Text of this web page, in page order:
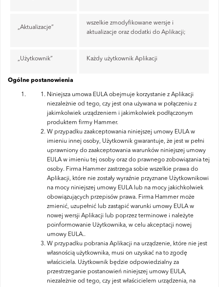
„Aktualizacje”
wszelkie zmodyfikowane wersje i
aktualizacje oraz dodatki do Aplikacji;
„Użytkownik” Każdy użytkownik Aplikacji
Ogólne postanowienia
Niniejsza umowa EULA obejmuje korzystanie z Aplikacji
niezależnie od tego, czy jest ona używana w połączeniu z
jakimkolwiek urządzeniem i jakimkolwiek podłączonym
produktem firmy Hammer.
W przypadku zaakceptowania niniejszej umowy EULA w
imieniu innej osoby, Użytkownik gwarantuje, że jest w pełni
uprawniony do zaakceptowania warunków niniejszej umowy
EULA w imieniu tej osoby oraz do prawnego zobowiązania tej
osoby. Firma Hammer zastrzega sobie wszelkie prawa do
Aplikacji, które nie zostały wyraźnie przyznane Użytkownikowi
na mocy niniejszej umowy EULA lub na mocy jakichkolwiek
obowiązujących przepisów prawa. Firma Hammer może
zmienić, uzupełnić lub zastąpić warunki umowy EULA w
nowej wersji Aplikacji lub poprzez terminowe i należyte
poinformowanie Użytkownika, w celu akceptacji nowej
umowy EULA..
W przypadku pobrania Aplikacji na urządzenie, które nie jest
własnością użytkownika, musi on uzyskać na to zgodę
właściciela. Użytkownik będzie odpowiedzialny za
przestrzeganie postanowień niniejszej umowy EULA,
niezależnie od tego, czy jest właścicielem urządzenia, na